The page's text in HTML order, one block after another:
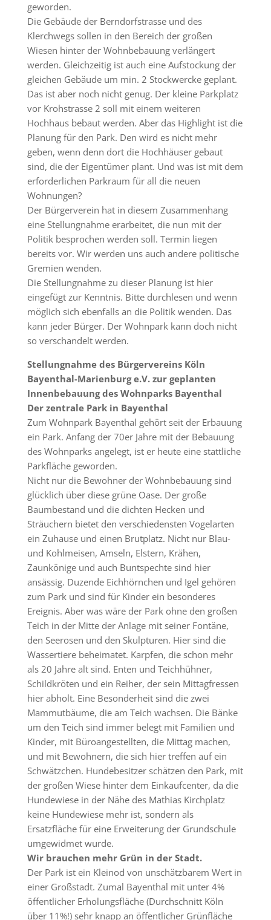
geworden.
Die Gebäude der Berndorfstrasse und des
Klerchwegs sollen in den Bereich der großen
Wiesen hinter der Wohnbebauung verlängert
werden. Gleichzeitig ist auch eine Aufstockung der
gleichen Gebäude um min. 2 Stockwercke geplant.
Das ist aber noch nicht genug. Der kleine Parkplatz
vor Krohstrasse 2 soll mit einem weiteren
Hochhaus bebaut werden. Aber das Highlight ist die
Planung für den Park. Den wird es nicht mehr
geben, wenn denn dort die Hochhäuser gebaut
sind, die der Eigentümer plant. Und was ist mit dem
erforderlichen Parkraum für all die neuen
Wohnungen?
Der Bürgerverein hat in diesem Zusammenhang
eine Stellungnahme erarbeitet, die nun mit der
Politik besprochen werden soll. Termin liegen
bereits vor. Wir werden uns auch andere politische
Gremien wenden.
Die Stellungnahme zu dieser Planung ist hier
eingefügt zur Kenntnis. Bitte durchlesen und wenn
möglich sich ebenfalls an die Politik wenden. Das
kann jeder Bürger. Der Wohnpark kann doch nicht
so verschandelt werden.
Stellungnahme des Bürgervereins Köln
Bayenthal-Marienburg e.V. zur geplanten
Innenbebauung des Wohnparks Bayenthal
Der zentrale Park in Bayenthal
Zum Wohnpark Bayenthal gehört seit der Erbauung
ein Park. Anfang der 70er Jahre mit der Bebauung
des Wohnparks angelegt, ist er heute eine stattliche
Parkfläche geworden.
Nicht nur die Bewohner der Wohnbebauung sind
glücklich über diese grüne Oase. Der große
Baumbestand und die dichten Hecken und
Sträuchern bietet den verschiedensten Vogelarten
ein Zuhause und einen Brutplatz. Nicht nur Blau-
und Kohlmeisen, Amseln, Elstern, Krähen,
Zaunkönige und auch Buntspechte sind hier
ansässig. Duzende Eichhörnchen und Igel gehören
zum Park und sind für Kinder ein besonderes
Ereignis. Aber was wäre der Park ohne den großen
Teich in der Mitte der Anlage mit seiner Fontäne,
den Seerosen und den Skulpturen. Hier sind die
Wassertiere beheimatet. Karpfen, die schon mehr
als 20 Jahre alt sind. Enten und Teichhühner,
Schildkröten und ein Reiher, der sein Mittagfressen
hier abholt. Eine Besonderheit sind die zwei
Mammutbäume, die am Teich wachsen. Die Bänke
um den Teich sind immer belegt mit Familien und
Kinder, mit Büroangestellten, die Mittag machen,
und mit Bewohnern, die sich hier treffen auf ein
Schwätzchen. Hundebesitzer schätzen den Park, mit
der großen Wiese hinter dem Einkaufcenter, da die
Hundewiese in der Nähe des Mathias Kirchplatz
keine Hundewiese mehr ist, sondern als
Ersatzfläche für eine Erweiterung der Grundschule
umgewidmet wurde.
Wir brauchen mehr Grün in der Stadt.
Der Park ist ein Kleinod von unschätzbarem Wert in
einer Großstadt. Zumal Bayenthal mit unter 4%
öffentlicher Erholungsfläche (Durchschnitt Köln
über 11%!) sehr knapp an öffentlicher Grünfläche